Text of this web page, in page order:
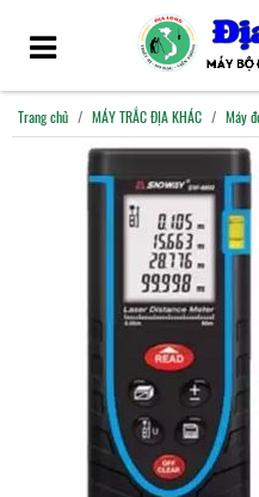
Trang chủ MÁY TRẮC ĐỊA KHÁC Máy